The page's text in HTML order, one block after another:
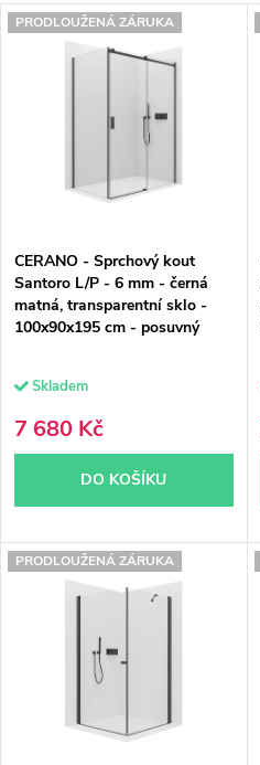
z
r
o
d
u
k
t
ů
Nejdražší
V
r
o
u
k
t
ů
PRODLOUŽENÁ ZÁRUKA
CERANO - Sprchový kout
Santoro L/P - 6 mm - černá
matná, transparentní sklo -
100x90x195 cm - posuvný
Skladem
7 680 Kč
DO KOŠÍKU
PRODLOUŽENÁ ZÁRUKA